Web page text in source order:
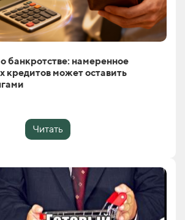
банкротстве: намеренное
кредитов может оставить
Читать